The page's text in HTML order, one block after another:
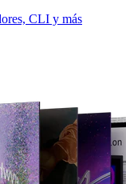
CLI y más